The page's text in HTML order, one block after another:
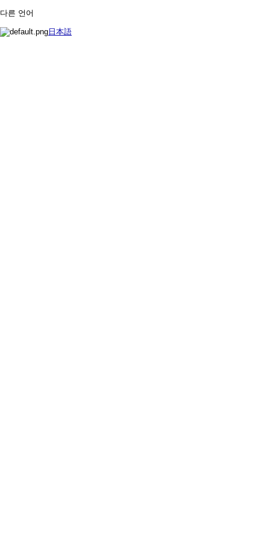
다른 언어
日本語